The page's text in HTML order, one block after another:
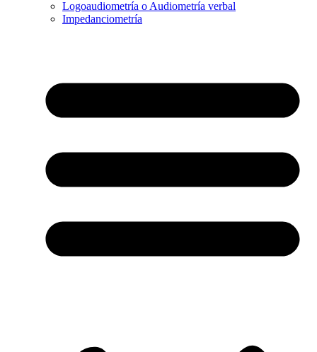
Logoaudiometría o Audiometría verbal
Impedanciometría